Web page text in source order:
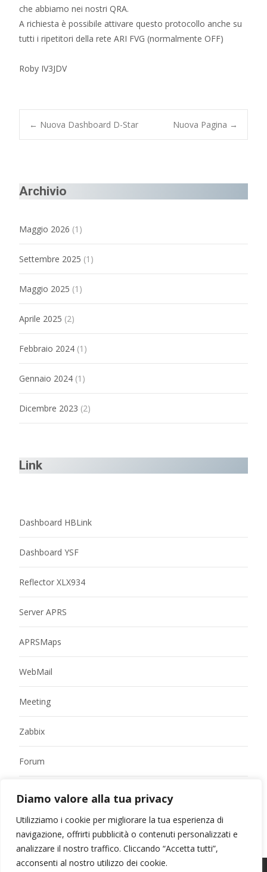
Diamo valore alla tua privacy
Utilizziamo i cookie per migliorare la tua esperienza di
navigazione, offrirti pubblicità o contenuti personalizzati e
analizzare il nostro traffico. Cliccando “Accetta tutti”,
acconsenti al nostro utilizzo dei cookie.
che abbiamo nei nostri QRA.
A richiesta è possibile attivare questo protocollo anche su
tutti i ripetitori della rete ARI FVG (normalmente OFF)
Roby IV3JDV
Post
← Nuova Dashboard D-Star Nuova Pagina →
Archivio
Maggio 2026 (1)
Settembre 2025 (1)
Maggio 2025 (1)
Aprile 2025 (2)
Febbraio 2024 (1)
Gennaio 2024 (1)
Dicembre 2023 (2)
Link
Dashboard HBLink
Dashboard YSF
Reflector XLX934
Server APRS
APRSMaps
WebMail
Meeting
Zabbix
Forum